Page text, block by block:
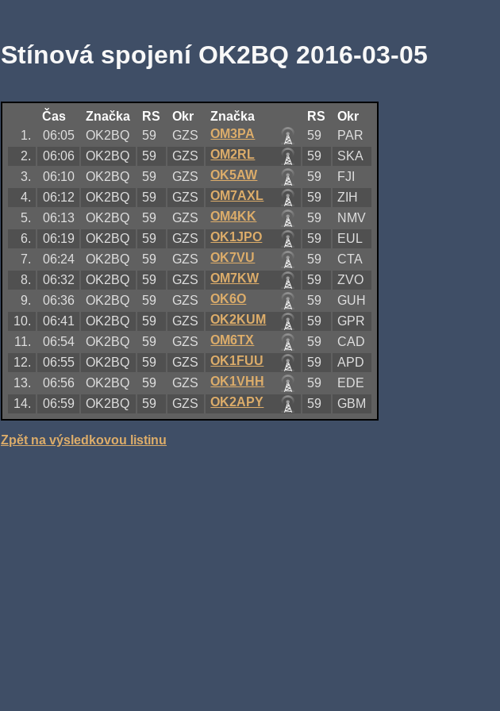
Stínová spojení OK2BQ 2016-03-05
Čas Značka RS Okr Značka RS
Okr
1.
06:05 OK2BQ 59 GZS OM3PA 59
PAR
2.
06:06 OK2BQ 59 GZS OM2RL 59
SKA
3.
06:10 OK2BQ 59 GZS OK5AW 59
FJI
4.
06:12 OK2BQ 59 GZS OM7AXL 59
ZIH
5.
06:13 OK2BQ 59 GZS OM4KK 59
NMV
6.
06:19 OK2BQ 59 GZS OK1JPO 59
EUL
7.
06:24 OK2BQ 59 GZS OK7VU 59
CTA
8.
06:32 OK2BQ 59 GZS OM7KW 59
ZVO
9.
06:36 OK2BQ 59 GZS OK6O 59
GUH
10.
06:41 OK2BQ 59 GZS OK2KUM 59
GPR
11.
06:54 OK2BQ 59 GZS OM6TX 59
CAD
12.
06:55 OK2BQ 59 GZS OK1FUU 59
APD
13.
06:56 OK2BQ 59 GZS OK1VHH 59
EDE
14.
06:59 OK2BQ 59 GZS OK2APY 59 GBM
Zpět na výsledkovou listinu